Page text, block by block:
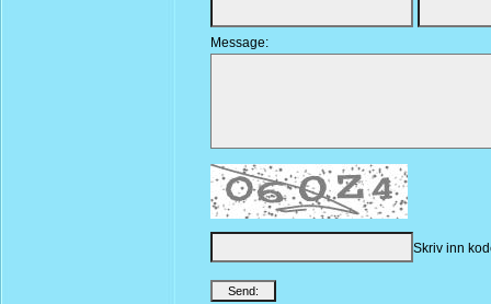
Message:
Skriv inn